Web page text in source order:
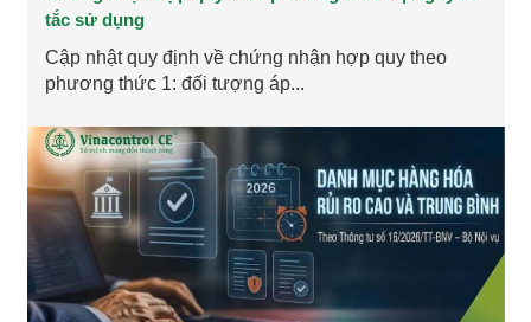
tắc sử dụng
Cập nhật quy định về chứng nhận hợp quy theo
phương thức 1: đối tượng áp...